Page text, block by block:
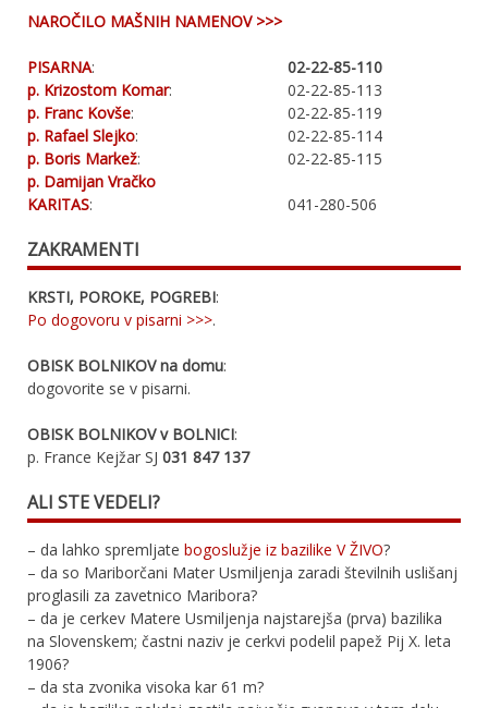
NAROČILO MAŠNIH NAMENOV >>>
PISARNA:
02-22-85-110
p. Krizostom Komar:
02-22-85-113
p. Franc Kovše:
02-22-85-119
p. Rafael Slejko:
02-22-85-114
p. Boris Markež:
02-22-85-115
p. Damijan Vračko
KARITAS: 041-280-506
ZAKRAMENTI
KRSTI, POROKE, POGREBI:
Po dogovoru v pisarni >>>.
OBISK BOLNIKOV na domu:
dogovorite se v pisarni.
OBISK BOLNIKOV v BOLNICI:
p. France Kejžar SJ 031 847 137
ALI STE VEDELI?
– da lahko spremljate bogoslužje iz bazilike V ŽIVO?
– da so Mariborčani Mater Usmiljenja zaradi številnih uslišanj
proglasili za zavetnico Maribora?
– da je cerkev Matere Usmiljenja najstarejša (prva) bazilika
na Slovenskem; častni naziv je cerkvi podelil papež Pij X. leta
1906?
– da sta zvonika visoka kar 61 m?